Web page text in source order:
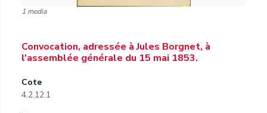
1 media
Convocation, adressée à Jules Borgnet, à
l'assemblée générale du 15 mai 1853.
Cote
4.2.12.1